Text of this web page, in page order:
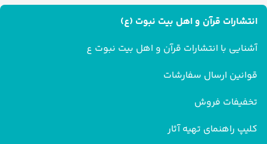
انتشارات قرآن و اهل بیت نبوت (ع)
آشنایی با انتشارات قرآن و اهل بیت نبوت ع
قوانین ارسال سفارشات
تخفیفات فروش
کلیپ راهنمای تهیه آثار